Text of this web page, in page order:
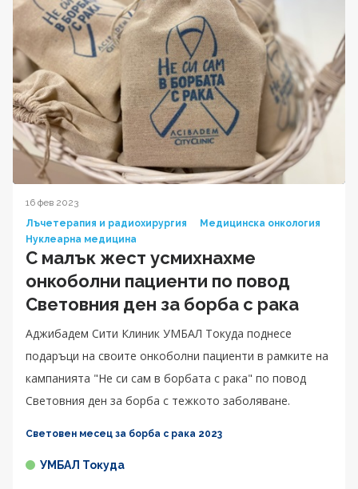
16 фев 2023
Лъчетерапия и радиохирургия
Медицинска онкология
Нуклеарна медицина
С малък жест усмихнахме
онкоболни пациенти по повод
Световния ден за борба с рака
Аджибадем Сити Клиник УМБАЛ Токуда поднесе
подаръци на своите онкоболни пациенти в рамките на
кампанията "Не си сам в борбата с рака" по повод
Световния ден за борба с тежкото заболяване.
Световен месец за борба с рака 2023
УМБАЛ Токуда